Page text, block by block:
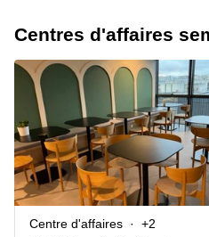
Centres d'affaires
Centre d'affaires +2